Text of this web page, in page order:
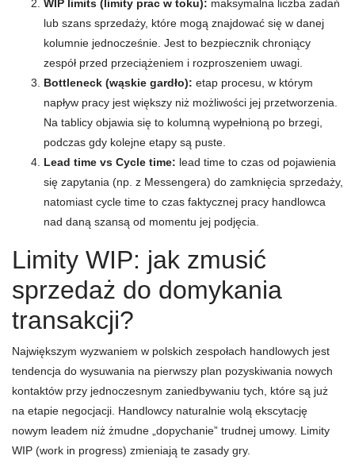
WIP limits (limity prac w toku): maksymalna liczba zadań
lub szans sprzedaży, które mogą znajdować się w danej
kolumnie jednocześnie. Jest to bezpiecznik chroniący
zespół przed przeciążeniem i rozproszeniem uwagi.
Bottleneck (wąskie gardło): etap procesu, w którym
napływ pracy jest większy niż możliwości jej przetworzenia.
Na tablicy objawia się to kolumną wypełnioną po brzegi,
podczas gdy kolejne etapy są puste.
Lead time vs Cycle time: lead time to czas od pojawienia
się zapytania (np. z Messengera) do zamknięcia sprzedaży,
natomiast cycle time to czas faktycznej pracy handlowca
nad daną szansą od momentu jej podjęcia.
Limity WIP: jak zmusić
sprzedaż do domykania
transakcji?
Największym wyzwaniem w polskich zespołach handlowych jest
tendencja do wysuwania na pierwszy plan pozyskiwania nowych
kontaktów przy jednoczesnym zaniedbywaniu tych, które są już
na etapie negocjacji. Handlowcy naturalnie wolą ekscytację
nowym leadem niż żmudne „dopychanie” trudnej umowy. Limity
WIP (work in progress) zmieniają te zasady gry.